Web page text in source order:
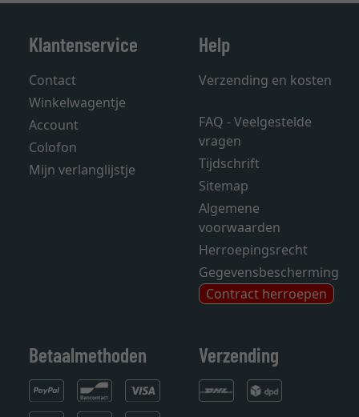
Klantenservice
Contact
Winkelwagentje
Account
Colofon
Mijn verlanglijstje
Help
Verzending en kosten
FAQ - Veelgestelde
vragen
Tijdschrift
Sitemap
Algemene
voorwaarden
Herroepingsrecht
Gegevensbescherming
Contract herroepen
Betaalmethoden Verzending